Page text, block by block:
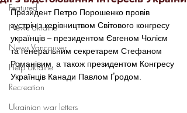
Featured
News Ukraine
News Vancouver
Help Ukraine
Recreation
Ukrainian war letters
Президент Петро Порошенко провів
зустріч з керівництвом Світового конгресу
українців – президентом Євгеном Чолієм
та генеральним секретарем Стефаном
Романівим, а також президентом Конгресу
Українців Канади Павлом Ґродом.